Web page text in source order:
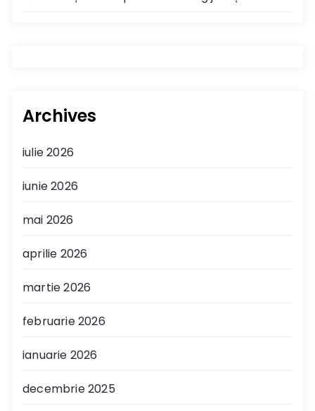
Archives
iulie 2026
iunie 2026
mai 2026
aprilie 2026
martie 2026
februarie 2026
ianuarie 2026
decembrie 2025